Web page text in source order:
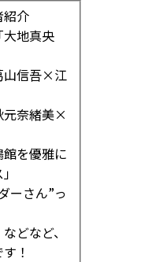
紹介
大地真央
山信吾×江
元奈緒美×
館を優雅に
ーさん”っ
などなど、
！